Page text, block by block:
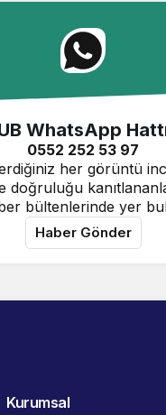
WhatsApp
0552 252 53 97
her görüntü
doğruluğu
bültenlerinde yer
Haber Gönder
Kurumsal